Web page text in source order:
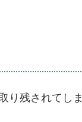
り残されてし